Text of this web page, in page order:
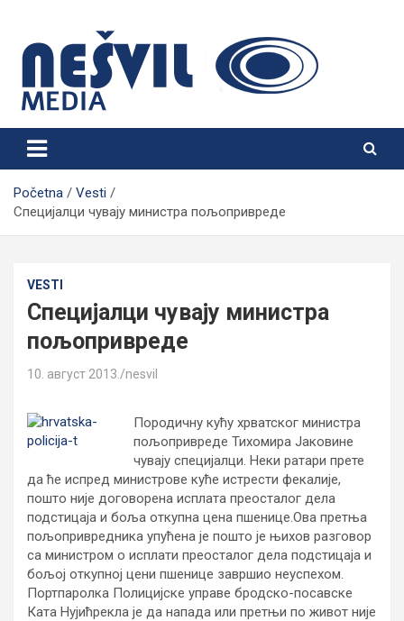
content
Nešvil Media Bogatić
Početna
Vesti
Специјалци чувају министра пољопривреде
VESTI
Специјалци чувају министра
пољопривреде
10. август 2013. nesvil
Породичну кућу хрватског министра
пољопривреде Тихомира Јаковине
чувају специјалци. Неки ратари прете
да ће испред министрове куће истрести фекалије,
пошто није договорена исплата преосталог дела
подстицаја и боља откупна цена пшенице.Ова претња
пољопривредника упућена је пошто је њихов разговор
са министром о исплати преосталог дела подстицаја и
бољој откупној цени пшенице завршио неуспехом.
Портпаролка Полицијске управе бродско-посавске
Ката Нујићрекла је да напада или претњи по живот није